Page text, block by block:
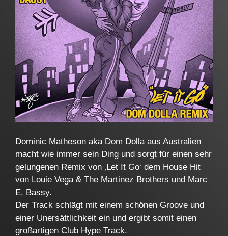
Dominic Matheson aka Dom Dolla aus Australien
macht wie immer sein Ding und sorgt für einen sehr
gelungenen Remix von ‚Let It Go‘ dem House Hit
von Louie Vega & The Martinez Brothers und Marc
E. Bassy.
Der Track schlägt mit einem schönen Groove und
einer Unersättlichkeit ein und ergibt somit einen
großartigen Club Hype Track.